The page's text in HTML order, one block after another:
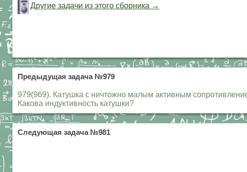
Другие задачи из этого сборника →
Предыдущая задача №979
979(969). Катушка с ничтожно малым активным
Какова индуктивность катушки?
Следующая задача №981